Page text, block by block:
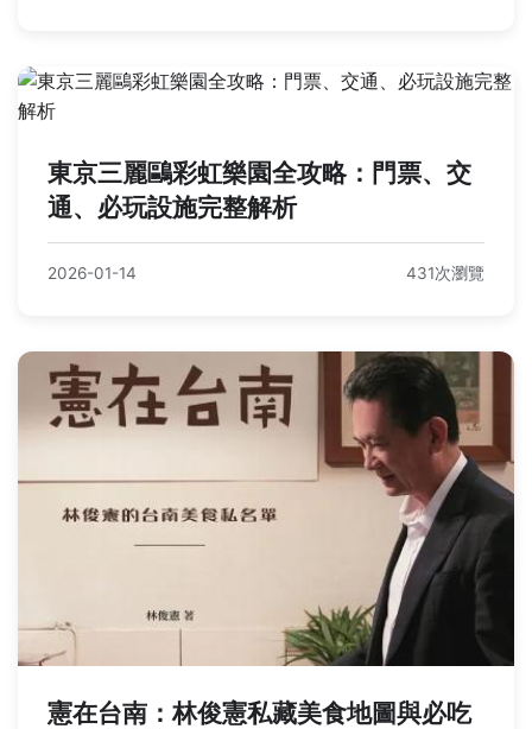
東京三麗鷗彩虹樂園全攻略：門票、交
通、必玩設施完整解析
2026-01-14 431次瀏覽
憲在台南：林俊憲私藏美食地圖與必吃